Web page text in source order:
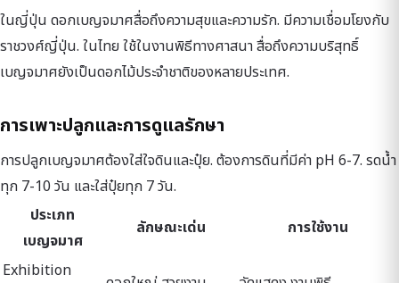
ในญี่ปุ่น ดอกเบญจมาศสื่อถึงความสุขและความรัก. มีความเชื่อมโยงกับ
ราชวงศ์ญี่ปุ่น. ในไทย ใช้ในงานพิธีทางศาสนา สื่อถึงความบริสุทธิ์
เบญจมาศยังเป็นดอกไม้ประจำชาติของหลายประเทศ.
การเพาะปลูกและการดูแลรักษา
การปลูกเบญจมาศต้องใส่ใจดินและปุ๋ย. ต้องการดินที่มีค่า pH 6-7. รดน้ำ
ทุก 7-10 วัน และใส่ปุ๋ยทุก 7 วัน.
ประเภท
เบญจมาศ
ลักษณะเด่น
การใช้งาน
Exhibition